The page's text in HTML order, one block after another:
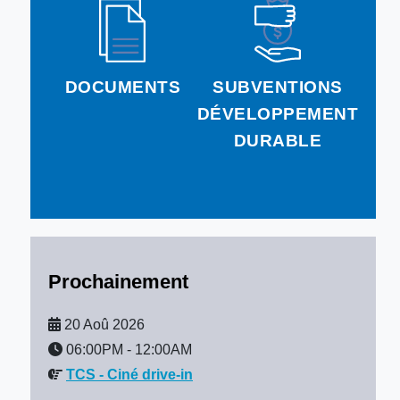
DOCUMENTS
SUBVENTIONS
DÉVELOPPEMENT
DURABLE
Prochainement
20 Aoû 2026
06:00PM - 12:00AM
TCS - Ciné drive-in